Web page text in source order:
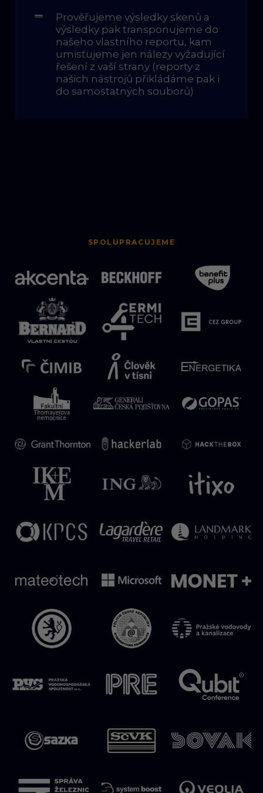
Prověřujeme výsledky skenů a
výsledky pak transponujeme do
našeho vlastního reportu, kam
umisťujeme jen nálezy vyžadující
řešení z vaší strany (reporty z
našich nástrojů přikládáme pak i
do samostatných souborů)
SPOLUPRACUJEME